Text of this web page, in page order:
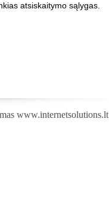
atsiskaitymo sąlygas.
www.internetsolutions.lt